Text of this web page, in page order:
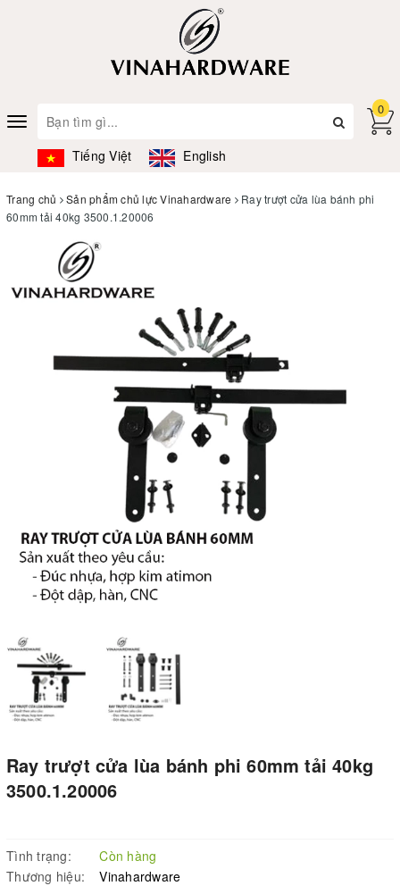
Toggle
navigation
Tiếng Việt English
0
Trang chủ Sản phẩm chủ lực Vinahardware
Ray trượt cửa lùa bánh phi
60mm tải 40kg 3500.1.20006
Ray trượt cửa lùa bánh phi 60mm tải 40kg
3500.1.20006
Tình trạng:
Còn hàng
Thương hiệu:
Vinahardware